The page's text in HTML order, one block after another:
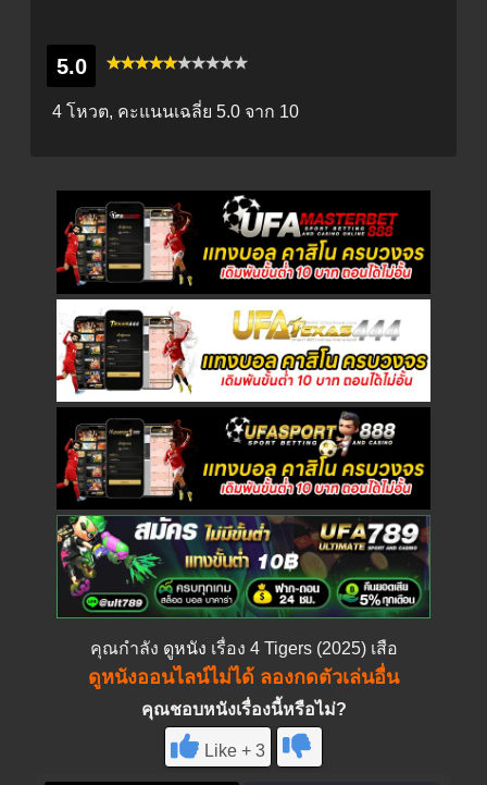
5.0
4 โหวต, คะแนนเฉลี่ย 5.0 จาก 10
คุณกำลัง ดูหนัง เรื่อง 4 Tigers (2025) เสือ
ดูหนังออนไลน์ไม่ได้ ลองกดตัวเล่นอื่น
คุณชอบหนังเรื่องนี้หรือไม่?
Like + 3